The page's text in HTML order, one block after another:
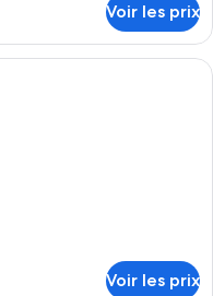
Voir les prix
petite maison de plain-pied
Voir les prix